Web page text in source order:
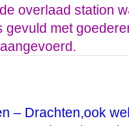
overlaad station
gevuld met
– Drachten,ook